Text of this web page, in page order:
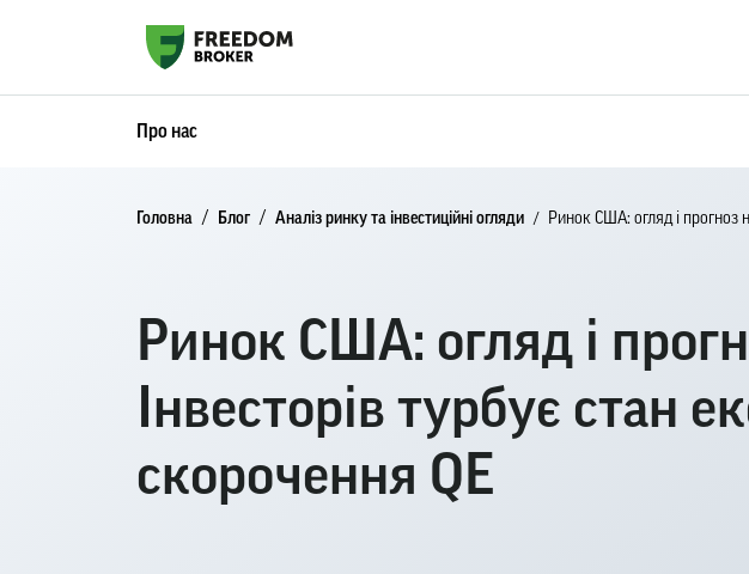
Про нас
Головна Блог Аналіз ринку та інвестиційні огляди Ринок США: огляд і прогноз
Ринок США: огляд і
Інвесторів турбує стан
скорочення QE